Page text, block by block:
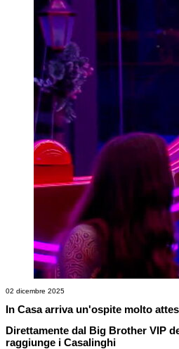
02 dicembre 2025
In Casa arriva un'ospite molto
Direttamente dal Big Brother VIP
raggiunge i Casalinghi